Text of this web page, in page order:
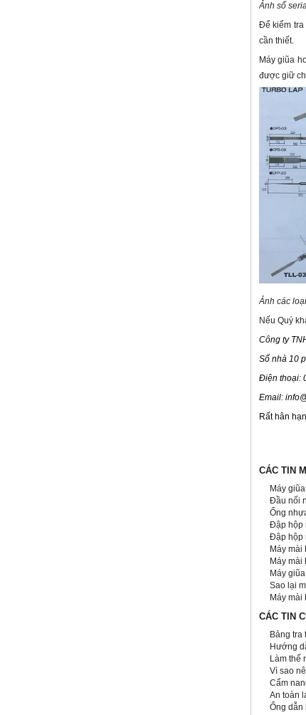
Ảnh số
Để kiểm tra
cần thiết.
Máy giũa
được giữ
Ảnh các
Nếu Quý
Công ty
Số nhà 10
Điện thoại:
Email:
Rất hân
CÁC TIN
Máy
Đầu nối
Ống
Đập hộp
Đập hộp
Máy mài
Máy mài
Máy
Sao lại
Máy mài
CÁC TIN
Bảng tra
Hướng
Làm thế
Vì sao
Cẩm
An toàn
Ống dẫn